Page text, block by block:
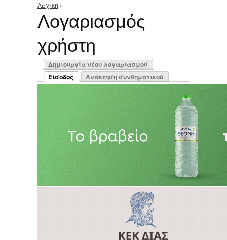
Είστε εδώ
Αρχική ›
Λογαριασμός
χρήστη
Πρωτεύουσες καρτέλες
Δημιουργία νέου λογαριασμού
Είσοδος
(ενεργή καρτέλα)
Ανάκτηση συνθηματικού